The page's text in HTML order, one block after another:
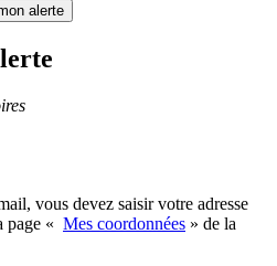
alerte
vous devez saisir votre adresse
page « Mes coordonnées » de la